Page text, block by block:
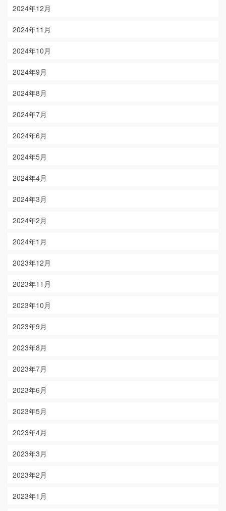
2024年12月
2024年11月
2024年10月
2024年9月
2024年8月
2024年7月
2024年6月
2024年5月
2024年4月
2024年3月
2024年2月
2024年1月
2023年12月
2023年11月
2023年10月
2023年9月
2023年8月
2023年7月
2023年6月
2023年5月
2023年4月
2023年3月
2023年2月
2023年1月